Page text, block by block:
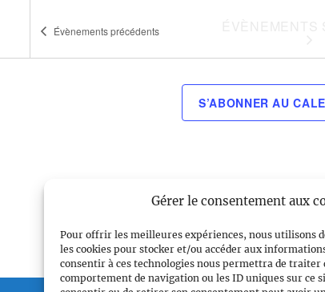
Gérer le consentement aux
Pour offrir les meilleures expériences, nous utilisons
les cookies pour stocker et/ou accéder aux
consentir à ces technologies nous permettra de traiter
comportement de navigation ou les ID uniques sur ce
Évènementsprécédents
S’ABONNER AU